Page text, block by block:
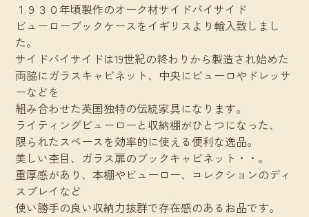
１９３０年頃製作のオーク材サイドバイサイド
ビューローブックケースをイギリスより輸入致しまし
た。
サイドバイサイドは19世紀の終わりから製造され始めた
両脇にガラスキャビネット、中央にビューロやドレッサ
ーなどを
組み合わせた英国独特の伝統家具になります。
ライティングビューローと収納棚がひとつになった、
限られたスペースを効率的に使える便利な逸品。
美しい杢目、ガラス扉のブックキャビネット・・。
重厚感があり、本棚やビューロー、コレクションのディ
スプレイなど
使い勝手の良い収納力抜群で存在感のあるお品です。